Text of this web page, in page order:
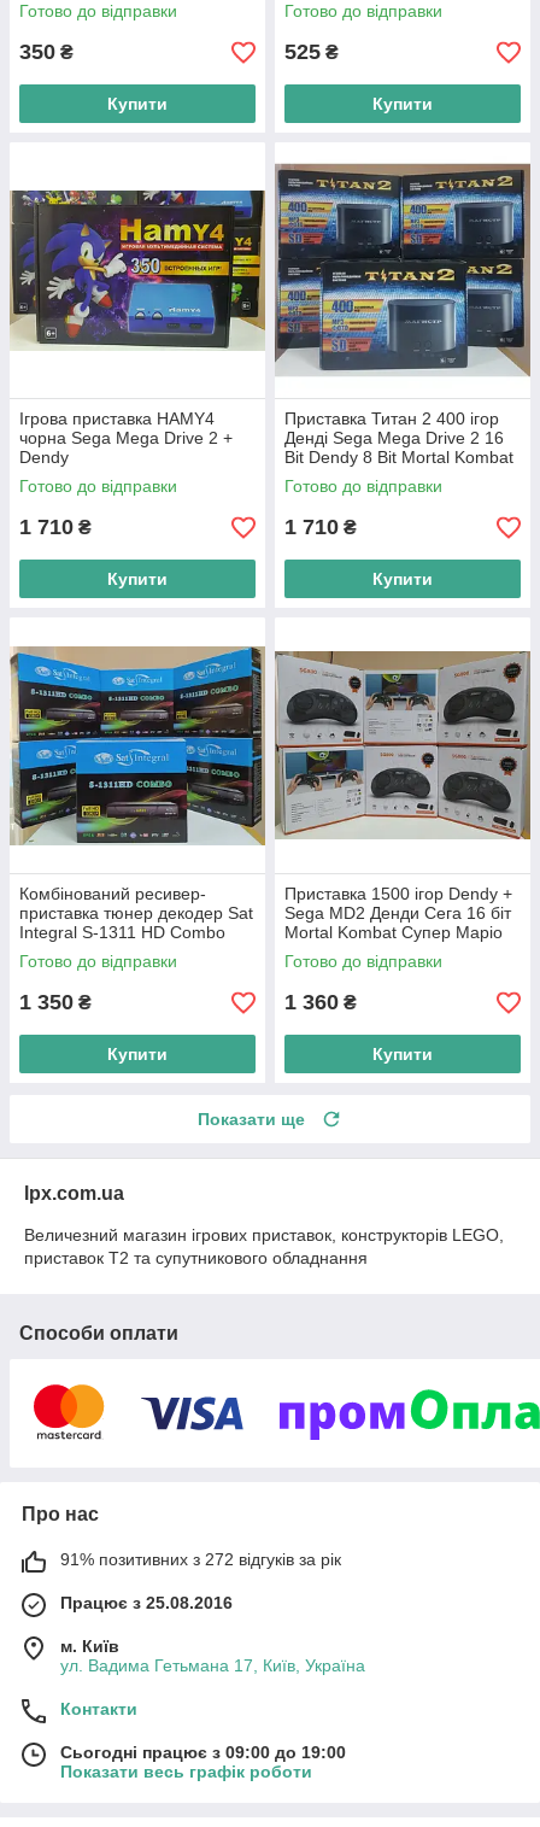
Готово до відправки
350 ₴
Купити
Готово до відправки
525 ₴
Купити
Ігрова приставка HAMY4
чорна Sega Mega Drive 2 +
Dendy
Готово до відправки
1 710 ₴
Купити
Приставка Титан 2 400 ігор
Денді Sega Mega Drive 2 16
Bit Dendy 8 Bit Mortal Kombat
Танчики Супер Маріо Сонек
Готово до відправки
1 710 ₴
Купити
Комбінований ресивер-
приставка тюнер декодер Sat
Integral S-1311 HD Combo
DVB-T/T2+S/S2
Готово до відправки
1 350 ₴
Купити
Приставка 1500 ігор Dendy +
Sega MD2 Денди Сега 16 біт
Mortal Kombat Супер Маріо
Танчики 8 біт 16 біт Dendi
Готово до відправки
1 360 ₴
Купити
Показати ще
lpx.com.ua
Величезний магазин ігрових приставок, конструкторів LEGO,
приставок Т2 та супутникового обладнання
Способи оплати
Про нас
91% позитивних з 272 відгуків за рік
Працює з 25.08.2016
м. Київ
ул. Вадима Гетьмана 17, Київ, Україна
Контакти
Сьогодні працює з 09:00 до 19:00
Показати весь графік роботи